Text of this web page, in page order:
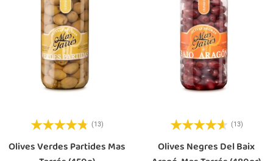
(13)
Olives Verdes Partides Mas
(13)
Olives Negres Del Baix